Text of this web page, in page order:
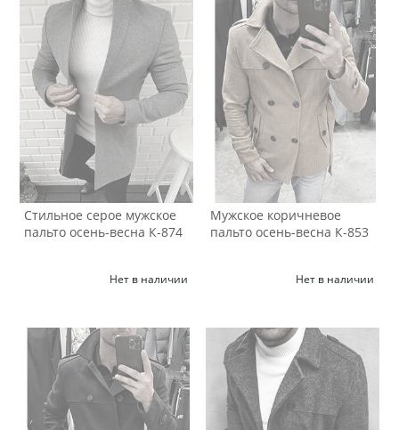
Стильное серое мужское
пальто осень-весна К-874
Нет в наличии
Мужское коричневое
пальто осень-весна К-853
Нет в наличии